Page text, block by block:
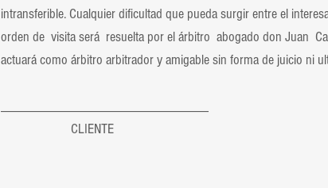
intransferible. Cualquier dificultad que pueda surgir entre el
orden de visita será resuelta por el árbitro abogado don Juan
actuará como árbitro arbitrador y amigable sin forma de juicio ni
CLIENTE
HOTEL &
PEDRO LEWIN